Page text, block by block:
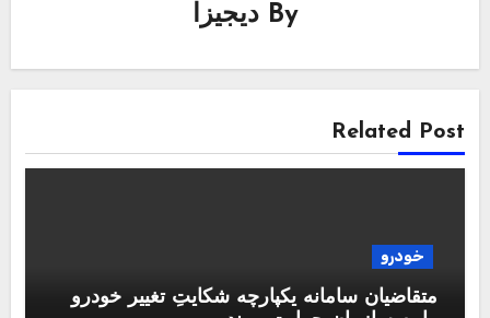
By دیجیزا
Related Post
خودرو
متقاضیان سامانه یکپارچه شکایتِ تغییر خودرو